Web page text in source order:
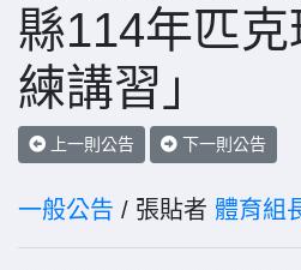
縣114年匹
練講習」
上一則公告 下一則公告
一般公告 / 張貼者 體育組